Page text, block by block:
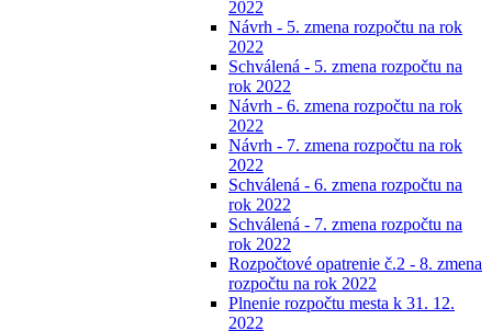
2022
Návrh - 5. zmena rozpočtu na rok
2022
Schválená - 5. zmena rozpočtu na
rok 2022
Návrh - 6. zmena rozpočtu na rok
2022
Návrh - 7. zmena rozpočtu na rok
2022
Schválená - 6. zmena rozpočtu na
rok 2022
Schválená - 7. zmena rozpočtu na
rok 2022
Rozpočtové opatrenie č.2 - 8. zmena
rozpočtu na rok 2022
Plnenie rozpočtu mesta k 31. 12.
2022